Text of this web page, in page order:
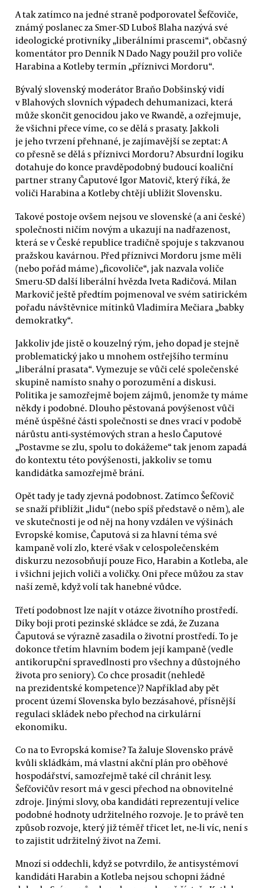
A tak zatímco na jedné straně podporovatel Šefčoviče,
známý poslanec za Smer-SD Luboš Blaha nazývá své
ideologické protivníky „liberálními prascemi“, občasný
komentátor pro Denník N Dado Nagy použil pro voliče
Harabina a Kotleby termín „příznivci Mordoru“.
Bývalý slovenský moderátor Braňo Dobšinský vidí
v Blahových slovních výpadech dehumanizaci, která
může skončit genocidou jako ve Rwandě, a ozřejmuje,
že všichni přece víme, co se dělá s prasaty. Jakkoli
je jeho tvrzení přehnané, je zajímavější se zeptat: A
co přesně se dělá s příznivci Mordoru? Absurdní logiku
dotahuje do konce pravděpodobný budoucí koaliční
partner strany Čaputové Igor Matovič, který říká, že
voliči Harabina a Kotleby chtějí ublížit Slovensku.
Takové postoje ovšem nejsou ve slovenské (a ani české)
společnosti ničím novým a ukazují na nadřazenost,
která se v České republice tradičně spojuje s takzvanou
pražskou kavárnou. Před příznivci Mordoru jsme měli
(nebo pořád máme) „ficovoliče“, jak nazvala voliče
Smeru-SD další liberální hvězda Iveta Radičová. Milan
Markovič ještě předtím pojmenoval ve svém satirickém
pořadu návštěvnice mítinků Vladimíra Mečiara „babky
demokratky“.
Jakkoliv jde jistě o kouzelný rým, jeho dopad je stejně
problematický jako u mnohem ostřejšího termínu
„liberální prasata“. Vymezuje se vůči celé společenské
skupině namísto snahy o porozumění a diskusi.
Politika je samozřejmě bojem zájmů, jenomže ty máme
někdy i podobné. Dlouho pěstovaná povýšenost vůči
méně úspěšné části společnosti se dnes vrací v podobě
nárůstu anti-systémových stran a heslo Čaputové
„Postavme se zlu, spolu to dokážeme“ tak jenom zapadá
do kontextu této povýšenosti, jakkoliv se tomu
kandidátka samozřejmě brání.
Opět tady je tady zjevná podobnost. Zatímco Šefčovič
se snaží přiblížit „lidu“ (nebo spíš představě o něm), ale
ve skutečnosti je od něj na hony vzdálen ve výšinách
Evropské komise, Čaputová si za hlavní téma své
kampaně volí zlo, které však v celospolečenském
diskurzu nezosobňují pouze Fico, Harabin a Kotleba, ale
i všichni jejich voliči a voličky. Oni přece můžou za stav
naší země, když volí tak hanebné vůdce.
Třetí podobnost lze najít v otázce životního prostředí.
Díky boji proti pezinské skládce se zdá, že Zuzana
Čaputová se výrazně zasadila o životní prostředí. To je
dokonce třetím hlavním bodem její kampaně (vedle
antikorupční spravedlnosti pro všechny a důstojného
života pro seniory). Co chce prosadit (nehledě
na prezidentské kompetence)? Například aby pět
procent území Slovenska bylo bezzásahové, přísnější
regulaci skládek nebo přechod na cirkulární
ekonomiku.
Co na to Evropská komise? Ta žaluje Slovensko právě
kvůli skládkám, má vlastní akční plán pro oběhové
hospodářství, samozřejmě také cíl chránit lesy.
Šefčovičův resort má v gesci přechod na obnovitelné
zdroje. Jinými slovy, oba kandidáti reprezentují velice
podobné hodnoty udržitelného rozvoje. Je to právě ten
způsob rozvoje, který již téměř třicet let, ne-li víc, není s
to zajistit udržitelný život na Zemi.
Mnozí si oddechli, když se potvrdilo, že antisystémoví
kandidáti Harabin a Kotleba nejsou schopni žádné